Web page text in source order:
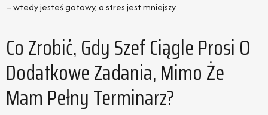
– wtedy jesteś gotowy, a stres jest mniejszy.
Co Zrobić, Gdy Szef Ciągle Prosi O
Dodatkowe Zadania, Mimo Że
Mam Pełny Terminarz?